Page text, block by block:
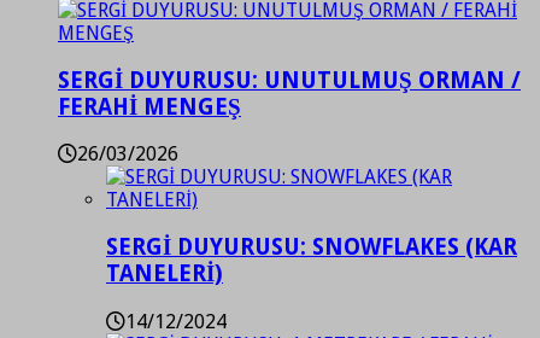
SERGİ DUYURUSU: UNUTULMUŞ ORMAN /
FERAHİ MENGEŞ
26/03/2026
SERGİ DUYURUSU: SNOWFLAKES (KAR
TANELERİ)
14/12/2024